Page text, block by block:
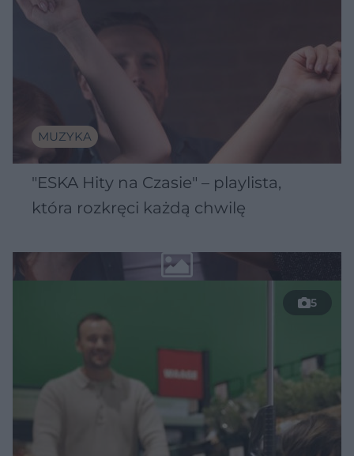
MUZYKA
"ESKA Hity na Czasie" – playlista,
która rozkręci każdą chwilę
5